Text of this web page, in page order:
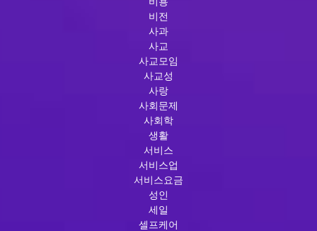
비전
사과
사교
사교모임
사교성
사랑
사회문제
사회학
생활
서비스
서비스업
서비스요금
성인
세일
셀프케어